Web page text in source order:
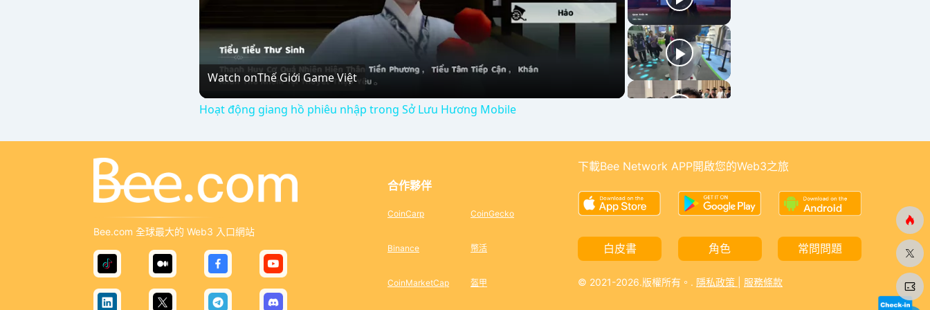
l
a
i
d
e
Watch onThế Giới Game Việt
Hoạt động giang hồ phiêu nhập trong Sở Lưu Hương Mobile
Bee.com 全球最大的 Web3 入口網站
合作夥伴
CoinCarp
Binance
CoinMarketCap
CoinGecko
幣活
盔甲
下載Bee Network APP開啟您的Web3之旅
白皮書 角色 常問問題
© 2021-2026.版權所有。. 隱私政策 服務條款